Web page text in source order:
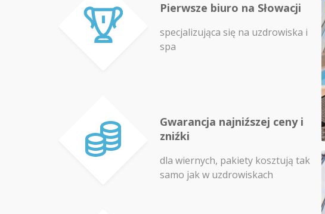
Pierwsze biuro na Słowacji
specjalizująca się na uzdrowiska i
spa
Gwarancja najniźszej ceny i
zniźki
dla wiernych, pakiety kosztują tak
samo jak w uzdrowiskach